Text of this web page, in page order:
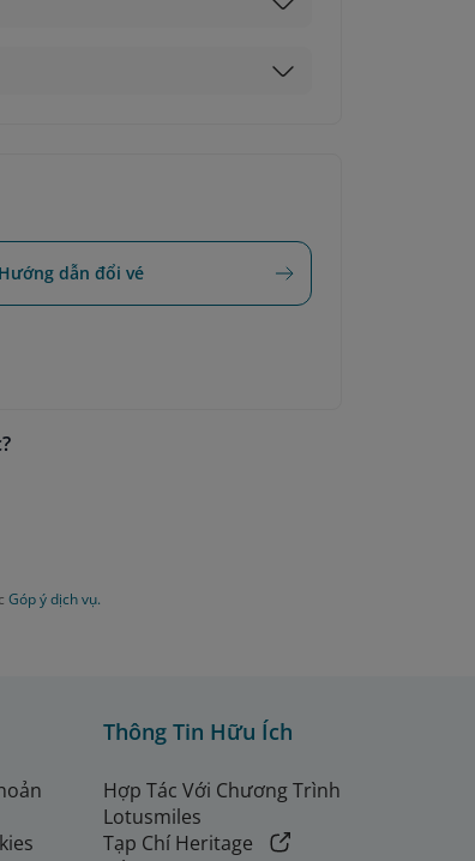
Hướng dẫn đổi vé
Góp ý dịch vụ.
Thông Tin Hữu Ích
Hợp Tác Với Chương Trình
Lotusmiles
Tạp Chí Heritage